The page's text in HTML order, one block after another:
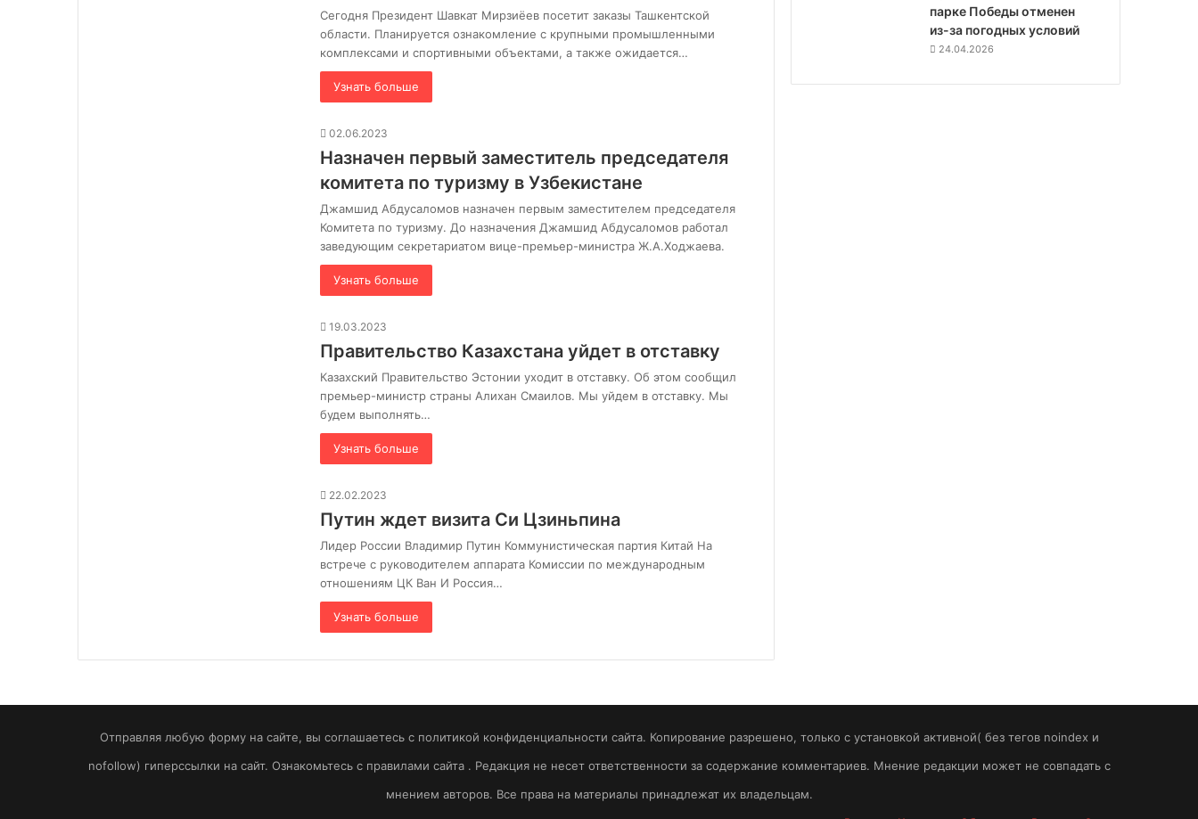
Сегодня Президент Шавкат Мирзиёев посетит заказы Ташкентской
области. Планируется ознакомление с крупными промышленными
комплексами и спортивными объектами, а также ожидается…
Узнать больше
02.06.2023
Назначен первый заместитель председателя
комитета по туризму в Узбекистане
Джамшид Абдусаломов назначен первым заместителем председателя
Комитета по туризму. До назначения Джамшид Абдусаломов работал
заведующим секретариатом вице-премьер-министра Ж.А.Ходжаева.
Узнать больше
19.03.2023
Правительство Казахстана уйдет в отставку
Казахский Правительство Эстонии уходит в отставку. Об этом сообщил
премьер-министр страны Алихан Смаилов. Мы уйдем в отставку. Мы
будем выполнять…
Узнать больше
22.02.2023
Путин ждет визита Си Цзиньпина
Лидер России Владимир Путин Коммунистическая партия Китай На
встрече с руководителем аппарата Комиссии по международным
отношениям ЦК Ван И Россия…
Узнать больше
парке Победы отменен
из-за погодных условий
24.04.2026
Отправляя любую форму на сайте, вы соглашаетесь с политикой конфиденциальности сайта. Копирование разрешено, только с установкой активной( без тегов noindex и
nofollow) гиперссылки на сайт. Ознакомьтесь с правилами сайта . Редакция не несет ответственности за содержание комментариев. Мнение редакции может не совпадать с
мнением авторов. Все права на материалы принадлежат их владельцам.